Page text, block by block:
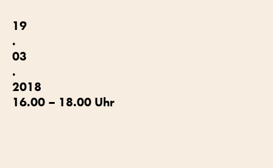
19
.
03
.
2018
16.00 – 18.00 Uhr